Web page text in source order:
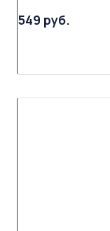
549 руб.